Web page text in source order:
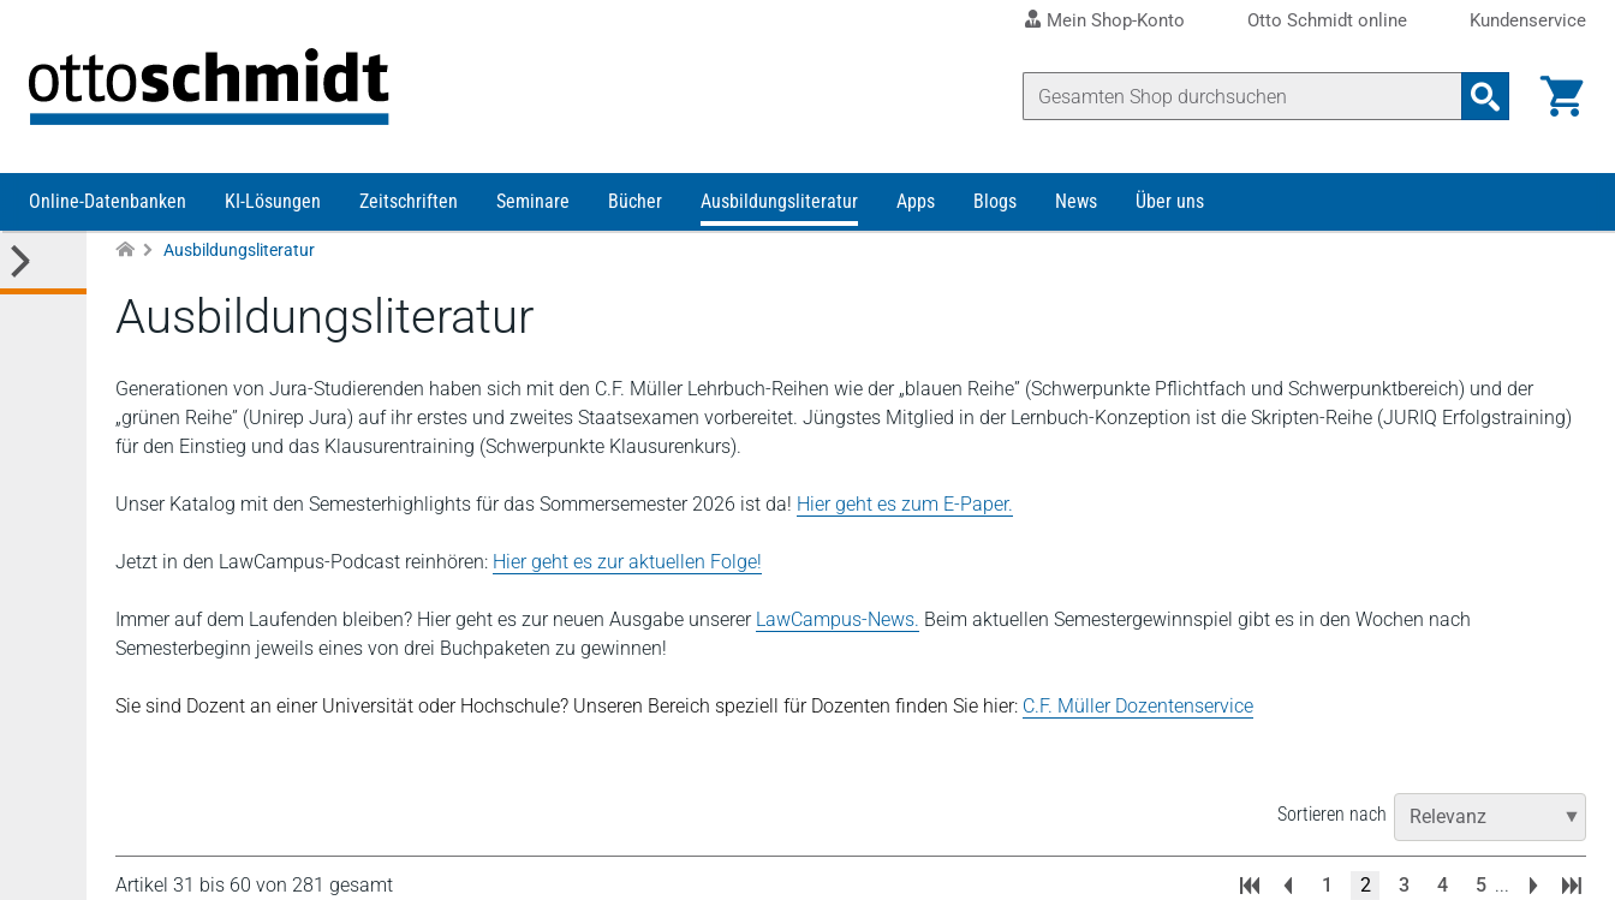
Mein Shop-Konto Otto Schmidt online Kundenservice
Online-Datenbanken KI-Lösungen Zeitschriften Seminare Bücher Ausbildungsliteratur Apps Blogs News Über uns
Ausbildungsliteratur
Ausbildungsliteratur
Generationen von Jura-Studierenden haben sich mit den C.F. Müller Lehrbuch-Reihen wie der „blauen Reihe” (Schwerpunkte Pflichtfach und Schwerpunktbereich) und der
„grünen Reihe” (Unirep Jura) auf ihr erstes und zweites Staatsexamen vorbereitet. Jüngstes Mitglied in der Lernbuch-Konzeption ist die Skripten-Reihe (JURIQ Erfolgstraining)
für den Einstieg und das Klausurentraining (Schwerpunkte Klausurenkurs).
Unser Katalog mit den Semesterhighlights für das Sommersemester 2026 ist da! Hier geht es zum E-Paper.
Jetzt in den LawCampus-Podcast reinhören: Hier geht es zur aktuellen Folge!
Immer auf dem Laufenden bleiben? Hier geht es zur neuen Ausgabe unserer LawCampus-News. Beim aktuellen Semestergewinnspiel gibt es in den Wochen nach
Semesterbeginn jeweils eines von drei Buchpaketen zu gewinnen!
Sie sind Dozent an einer Universität oder Hochschule? Unseren Bereich speziell für Dozenten finden Sie hier: C.F. Müller Dozentenservice
Sortieren nach
Artikel 31 bis 60 von 281 gesamt 1 2 3 4 5 ...